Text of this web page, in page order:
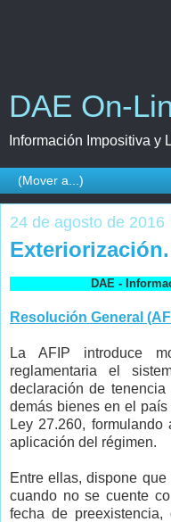
DAE On-
Información Impositiva y
24 de agosto de 2016
DAE -
Resolución General
La AFIP introduce
reglamentaria el
declaración de
demás bienes en el
Ley 27.260,
aplicación del régimen.
Entre ellas, dispone
cuando no se cuente
fecha de